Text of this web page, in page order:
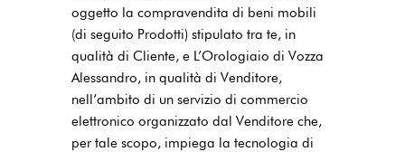
oggetto la compravendita di beni mobili
(di seguito Prodotti) stipulato tra te, in
qualità di Cliente, e L’Orologiaio di Vozza
Alessandro, in qualità di Venditore,
nell’ambito di un servizio di commercio
elettronico organizzato dal Venditore che,
per tale scopo, impiega la tecnologia di